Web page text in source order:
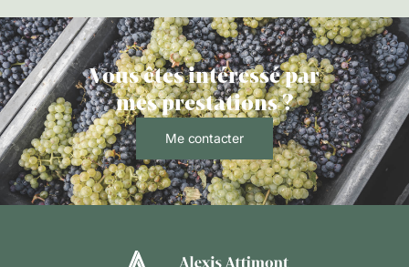
Vous êtes intéressé par
mes prestations ?
Me contacter